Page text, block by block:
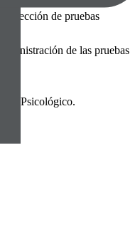
de pruebas
de las pruebas
Psicológico.